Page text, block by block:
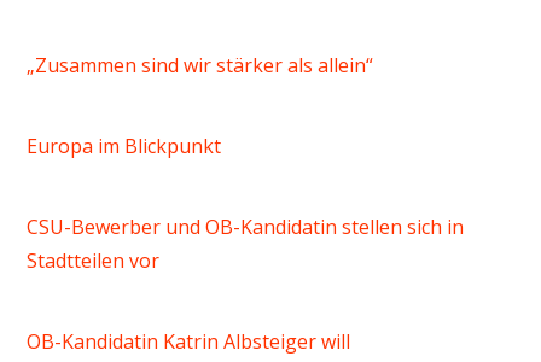
„Zusammen sind wir stärker als allein“
Europa im Blickpunkt
CSU-Bewerber und OB-Kandidatin stellen sich in
Stadtteilen vor
OB-Kandidatin Katrin Albsteiger will